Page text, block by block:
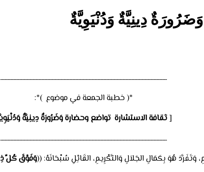
دِينِيَّةٌ وَدُنْيَوِيَّةٌ
ـــــــــــــــــــــــــــــــــــــــــــــــــــــــــــــــــــــــــــــــــــــــــــــــــــــــــــــــــ
*( خطبة الجمعة في موضوع )*:
[ثقافة الاستشارة تواضع وحضارةوَضَرُورَةٌ دِينِيَّةٌ
ـــــــــــــــــــــــــــــــــــــــــــــــــــــــــــــــــــــــــــــــــــــــــــــــــــــــــــــــــ
وَتَفَرَّدَ هُوَ بِكَمَالِ الجَلاَلِ وَالتَّكْرِيمِ، القَائِلِ سُبْحَانَهُ: ((وَفَوْقَ كُلِّ